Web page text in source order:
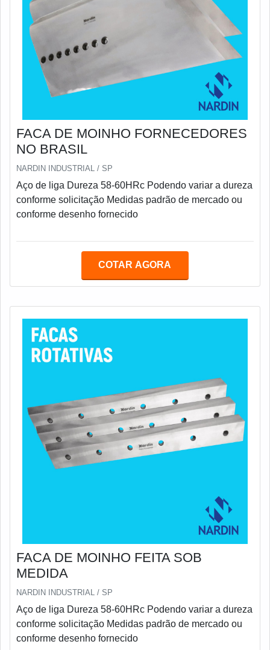
FACA DE MOINHO FORNECEDORES
NO BRASIL
NARDIN INDUSTRIAL / SP
Aço de liga Dureza 58-60HRc Podendo variar a dureza
conforme solicitação Medidas padrão de mercado ou
conforme desenho fornecido
COTAR AGORA
FACA DE MOINHO FEITA SOB
MEDIDA
NARDIN INDUSTRIAL / SP
Aço de liga Dureza 58-60HRc Podendo variar a dureza
conforme solicitação Medidas padrão de mercado ou
conforme desenho fornecido